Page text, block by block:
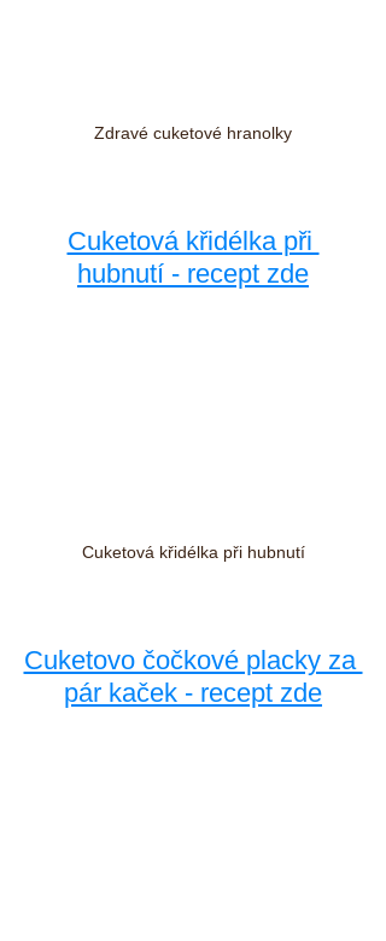
Zdravé cuketové hranolky
Cuketová křidélka při
hubnutí - recept zde
Cuketová křidélka při hubnutí
Cuketovo čočkové placky za
pár kaček - recept zde